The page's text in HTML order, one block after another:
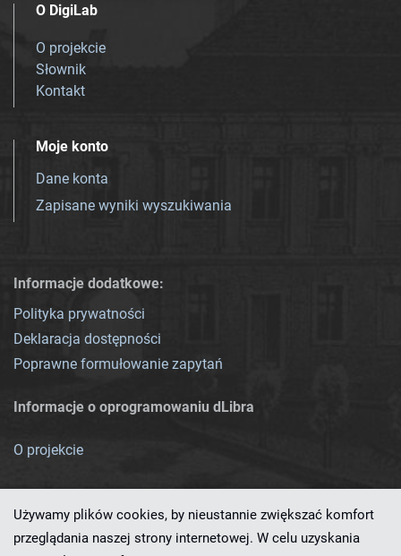
O DigiLab
O projekcie
Słownik
Kontakt
Moje konto
Dane konta
Zapisane wyniki wyszukiwania
Informacje dodatkowe:
Polityka prywatności
Deklaracja dostępności
Poprawne formułowanie zapytań
Informacje o oprogramowaniu dLibra
O projekcie
Używamy plików cookies, by nieustannie zwiększać komfort
przeglądania naszej strony internetowej. W celu uzyskania